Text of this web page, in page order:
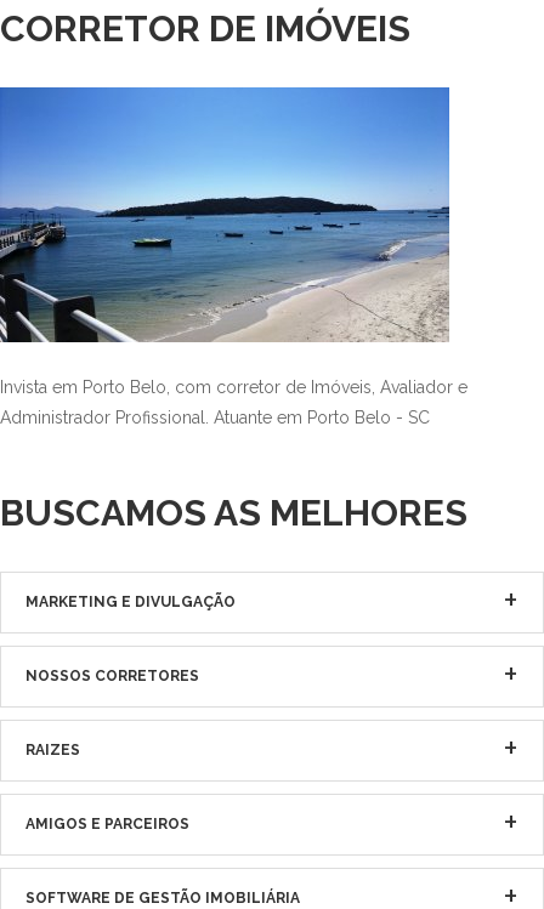
CORRETOR DE IMÓVEIS
Invista em Porto Belo, com corretor de Imóveis, Avaliador e
Administrador Profissional. Atuante em Porto Belo - SC
BUSCAMOS AS MELHORES
MARKETING E DIVULGAÇÃO
NOSSOS CORRETORES
RAIZES
AMIGOS E PARCEIROS
SOFTWARE DE GESTÃO IMOBILIÁRIA